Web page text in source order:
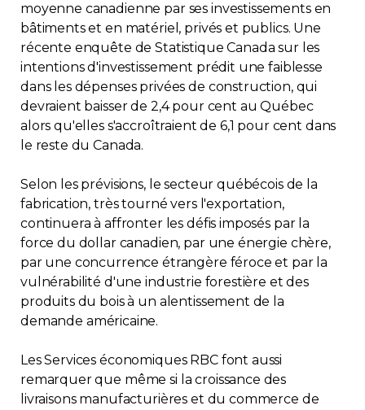
Zone Membres
Français
Adhésion
moyenne canadienne par ses investissements en
bâtiments et en matériel, privés et publics. Une
récente enquête de Statistique Canada sur les
intentions d'investissement prédit une faiblesse
dans les dépenses privées de construction, qui
devraient baisser de 2,4 pour cent au Québec
alors qu'elles s'accroîtraient de 6,1 pour cent dans
le reste du Canada.
Selon les prévisions, le secteur québécois de la
fabrication, très tourné vers l'exportation,
continuera à affronter les défis imposés par la
force du dollar canadien, par une énergie chère,
par une concurrence étrangère féroce et par la
vulnérabilité d'une industrie forestière et des
produits du bois à un alentissement de la
demande américaine.
Les Services économiques RBC font aussi
remarquer que même si la croissance des
livraisons manufacturières et du commerce de